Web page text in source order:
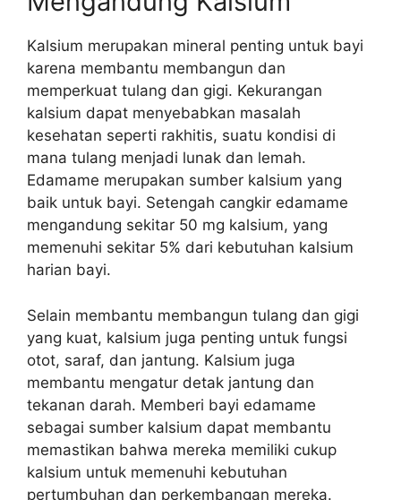
Kalsium merupakan mineral penting untuk bayi
karena membantu membangun dan
memperkuat tulang dan gigi. Kekurangan
kalsium dapat menyebabkan masalah
kesehatan seperti rakhitis, suatu kondisi di
mana tulang menjadi lunak dan lemah.
Edamame merupakan sumber kalsium yang
baik untuk bayi. Setengah cangkir edamame
mengandung sekitar 50 mg kalsium, yang
memenuhi sekitar 5% dari kebutuhan kalsium
harian bayi.
Selain membantu membangun tulang dan gigi
yang kuat, kalsium juga penting untuk fungsi
otot, saraf, dan jantung. Kalsium juga
membantu mengatur detak jantung dan
tekanan darah. Memberi bayi edamame
sebagai sumber kalsium dapat membantu
memastikan bahwa mereka memiliki cukup
kalsium untuk memenuhi kebutuhan
pertumbuhan dan perkembangan mereka.